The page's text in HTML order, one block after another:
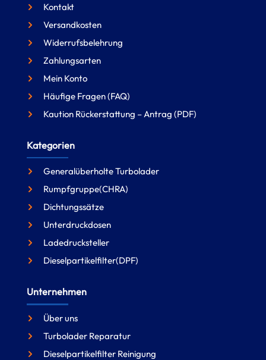
Kontakt
Versandkosten
Widerrufsbelehrung
Zahlungsarten
Mein Konto
Häufige Fragen (FAQ)
Kaution Rückerstattung – Antrag (PDF)
Kategorien
Generalüberholte Turbolader
Rumpfgruppe(CHRA)
Dichtungssätze
Unterdruckdosen
Ladedrucksteller
Dieselpartikelfilter(DPF)
Unternehmen
Über uns
Turbolader Reparatur
Dieselpartikelfilter Reinigung